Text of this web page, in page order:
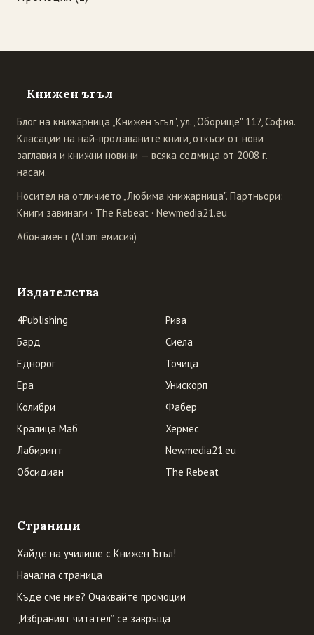
Книжен ъгъл
Блог на книжарница „Книжен ъгъл", ул. „Оборище" 117, София.
Класации на най-продаваните книги, откъси от нови
заглавия и книжни новини — всяка седмица от 2008 г.
насам.
Носител на отличието „Любима книжарница". Партньори:
Книги завинаги · The Rebeat · Newmedia21.eu
Абонамент (Atom емисия)
Издателства
4Publishing
Бард
Еднорог
Ера
Колибри
Кралица Маб
Лабиринт
Обсидиан
Рива
Сиела
Точица
Унискорп
Фабер
Хермес
Newmedia21.eu
The Rebeat
Страници
Хайде на училище с Книжен Ъгъл!
Начална страница
Къде сме ние? Очаквайте промоции
„Избраният читател” се завръща